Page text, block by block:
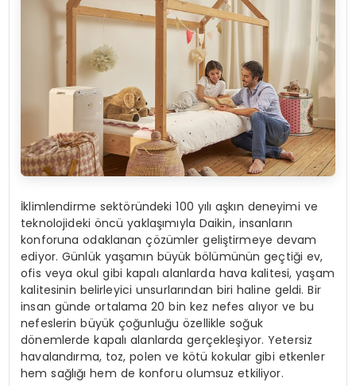
İklimlendirme sektöründeki 100 yılı aşkın deneyimi ve
teknolojideki öncü yaklaşımıyla Daikin, insanların
konforuna odaklanan çözümler geliştirmeye devam
ediyor. Günlük yaşamın büyük bölümünün geçtiği ev,
ofis veya okul gibi kapalı alanlarda hava kalitesi, yaşam
kalitesinin belirleyici unsurlarından biri haline geldi. Bir
insan günde ortalama 20 bin kez nefes alıyor ve bu
nefeslerin büyük çoğunluğu özellikle soğuk
dönemlerde kapalı alanlarda gerçekleşiyor. Yetersiz
havalandırma, toz, polen ve kötü kokular gibi etkenler
hem sağlığı hem de konforu olumsuz etkiliyor.